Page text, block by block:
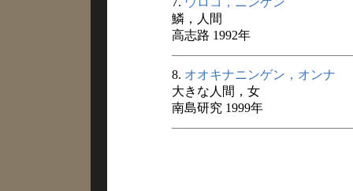
鱗，人間
高志路 1992年
8. オオキナニンゲン，オンナ
大きな人間，女
南島研究 1999年